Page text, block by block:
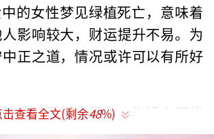
的女性梦见绿植死亡，意味着
影响较大，财运提升不易。为
正之道，情况或许可以有所好
男性梦见绿植死亡，生活中可能
尤其是异性关系复杂，纠缠颇
击查看全文(剩余48%)